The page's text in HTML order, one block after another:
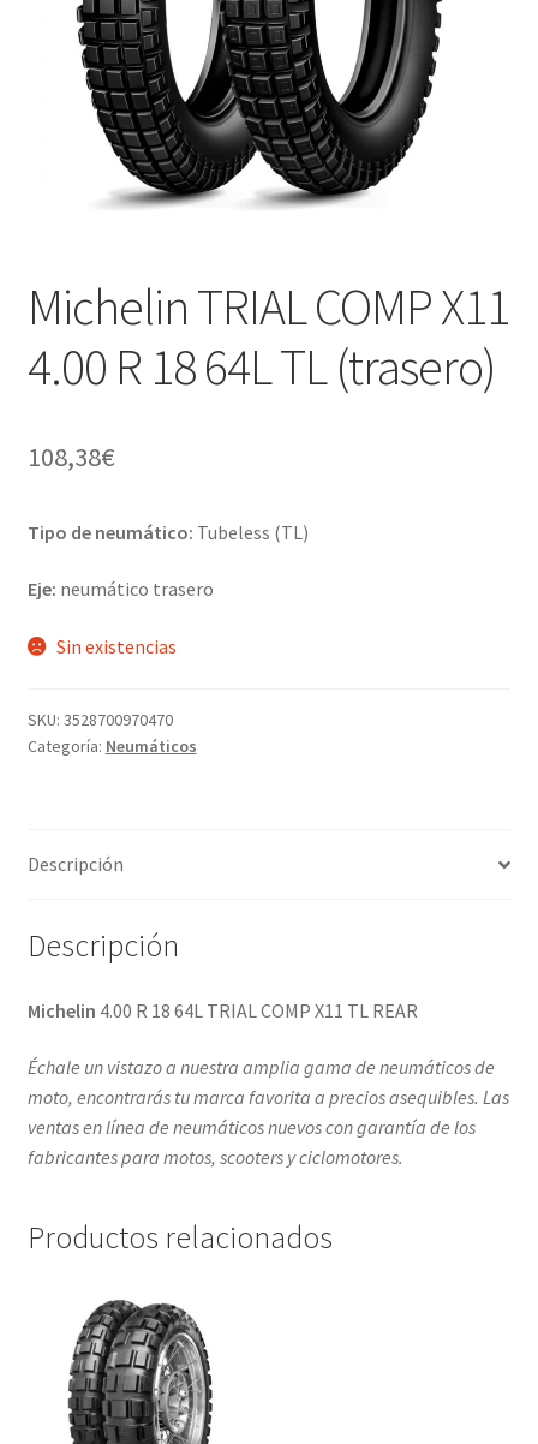
Michelin TRIAL COMP X11
4.00 R 18 64L TL (trasero)
108,38€
Tipo de neumático: Tubeless (TL)
Eje: neumático trasero
Sin existencias
SKU: 3528700970470
Categoría: Neumáticos
Descripción
Descripción
Michelin 4.00 R 18 64L TRIAL COMP X11 TL REAR
Échale un vistazo a nuestra amplia gama de neumáticos de
moto, encontrarás tu marca favorita a precios asequibles. Las
ventas en línea de neumáticos nuevos con garantía de los
fabricantes para motos, scooters y ciclomotores.
Productos relacionados